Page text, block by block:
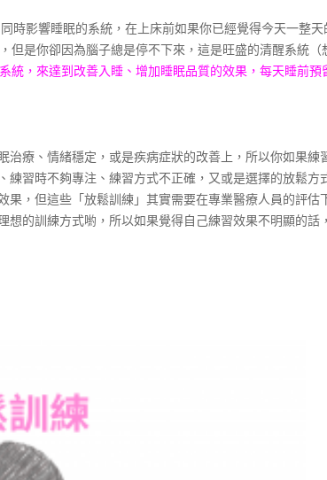
時影響睡眠的系統，在上床前如果你已經覺得今天一整天
但是你卻因為腦子總是停不下來，這是旺盛的清醒系統（
統，來達到改善入睡、增加睡眠品質的效果，每天睡前預
療、情緒穩定，或是疾病症狀的改善上，所以你如果練
習時不夠專注、練習方式不正確，又或是選擇的放鬆方
，但這些「放鬆訓練」其實需要在專業醫療人員的評估
的訓練方式喲，所以如果覺得自己練習效果不明顯的話